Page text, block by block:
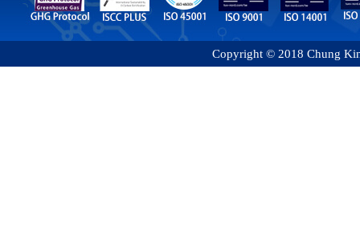
Copyright © 2018 Chung